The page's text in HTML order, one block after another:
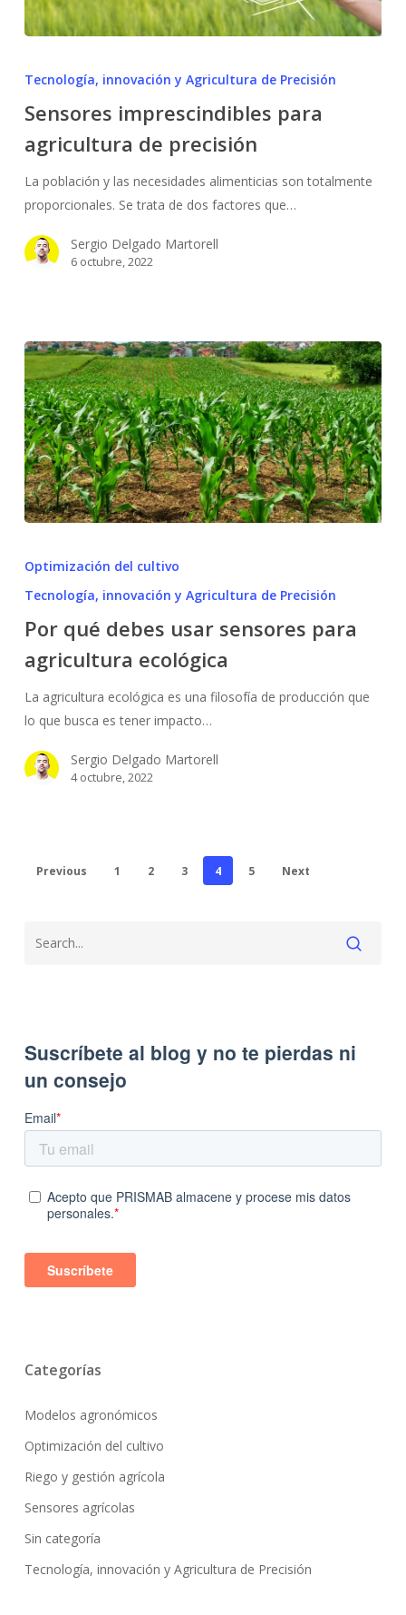
No hay productos en el carrito.
imprescindibles
agricultura
de
Tecnología, innovación y Agricultura de Precisión
Sensores imprescindibles para
agricultura de precisión
La población y las necesidades alimenticias son totalmente
proporcionales. Se trata de dos factores que…
Sergio Delgado Martorell
6 octubre, 2022
usar
sensores
agricultura
ecológica
Optimización del cultivo
Tecnología, innovación y Agricultura de Precisión
Por qué debes usar sensores para
agricultura ecológica
La agricultura ecológica es una filosofía de producción que
lo que busca es tener impacto…
Sergio Delgado Martorell
4 octubre, 2022
Previous 1 2 3 4 5 Next
Categorías
Modelos agronómicos
Optimización del cultivo
Riego y gestión agrícola
Sensores agrícolas
Sin categoría
Tecnología, innovación y Agricultura de Precisión